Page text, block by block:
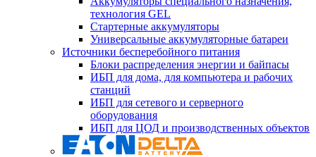
технология GEL
Стартерные аккумуляторы
Универсальные аккумуляторные батареи
Источники бесперебойного питания
Блоки распределения энергии и байпасы
ИБП для дома, для компьютера и рабочих
станций
ИБП для сетевого и серверного
оборудования
ИБП для ЦОД и производственных объектов